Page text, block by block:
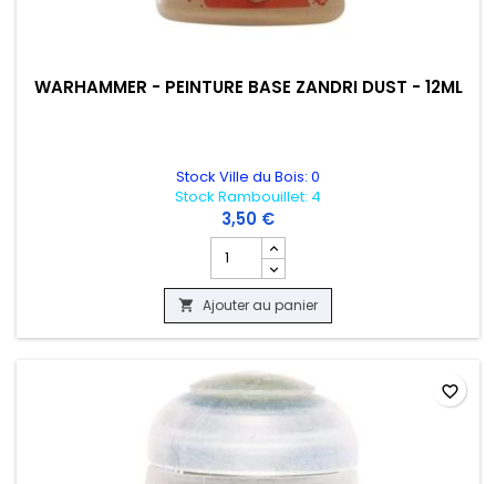
WARHAMMER - PEINTURE BASE ZANDRI DUST - 12ML
Stock Ville du Bois: 0
Stock Rambouillet: 4
3,50 €
Champ quantité du produit
 Ajouter au panier
favorite_border